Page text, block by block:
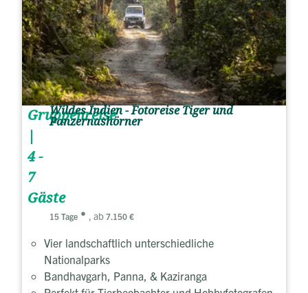
Gruppenreise
|
4 -
7
Gäste
Wildes Indien - Fotoreise Tiger und
Panzernashörner
15 Tage , ab 7.150 €
Vier landschaftlich unterschiedliche
Nationalparks
Bandhavgarh, Panna, & Kaziranga